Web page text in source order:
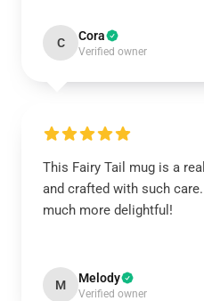
C Cora
Verified owner
This Fairy Tail mug is a
and crafted with such
much more delightful!
M Melody
Verified owner